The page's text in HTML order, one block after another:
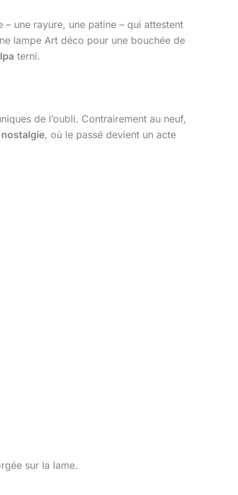
– une rayure, une patine – qui attestent
lampe Art déco pour une bouchée de
terni.
de l’oubli. Contrairement au neuf,
, où le passé devient un acte
sur la lame.